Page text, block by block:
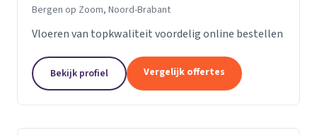
Bergen op Zoom, Noord-Brabant
Vloeren van topkwaliteit voordelig online bestellen
Bekijk profiel Vergelijk offertes